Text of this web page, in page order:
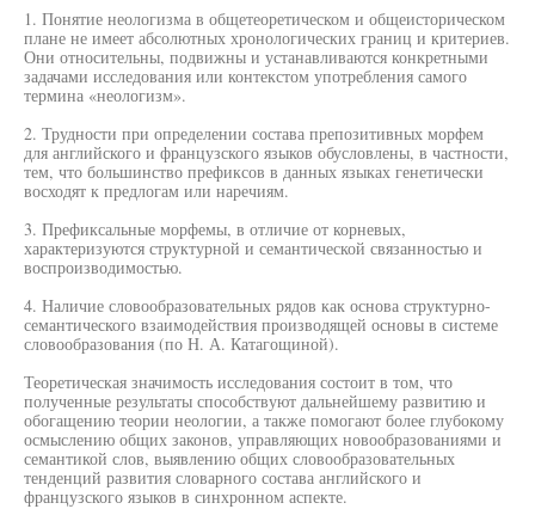
1. Понятие неологизма в общетеоретическом и общеисторическом
плане не имеет абсолютных хронологических границ и критериев.
Они относительны, подвижны и устанавливаются конкретными
задачами исследования или контекстом употребления самого
термина «неологизм».
2. Трудности при определении состава препозитивных морфем
для английского и французского языков обусловлены, в частности,
тем, что большинство префиксов в данных языках генетически
восходят к предлогам или наречиям.
3. Префиксальные морфемы, в отличие от корневых,
характеризуются структурной и семантической связанностью и
воспроизводимостью.
4. Наличие словообразовательных рядов как основа структурно-
семантического взаимодействия производящей основы в системе
словообразования (по Н. А. Катагощиной).
Теоретическая значимость исследования состоит в том, что
полученные результаты способствуют дальнейшему развитию и
обогащению теории неологии, а также помогают более глубокому
осмыслению общих законов, управляющих новообразованиями и
семантикой слов, выявлению общих словообразовательных
тенденций развития словарного состава английского и
французского языков в синхронном аспекте.